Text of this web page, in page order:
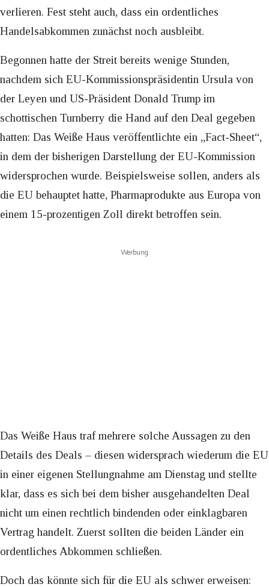
verlieren. Fest steht auch, dass ein ordentliches
Handelsabkommen zunächst noch ausbleibt.
Begonnen hatte der Streit bereits wenige Stunden,
nachdem sich EU-Kommissionspräsidentin Ursula von
der Leyen und US-Präsident Donald Trump im
schottischen Turnberry die Hand auf den Deal gegeben
hatten: Das Weiße Haus veröffentlichte ein „Fact-Sheet“,
in dem der bisherigen Darstellung der EU-Kommission
widersprochen wurde. Beispielsweise sollen, anders als
die EU behauptet hatte, Pharmaprodukte aus Europa von
einem 15-prozentigen Zoll direkt betroffen sein.
Werbung
Das Weiße Haus traf mehrere solche Aussagen zu den
Details des Deals – diesen widersprach wiederum die EU
in einer eigenen Stellungnahme am Dienstag und stellte
klar, dass es sich bei dem bisher ausgehandelten Deal
nicht um einen rechtlich bindenden oder einklagbaren
Vertrag handelt. Zuerst sollten die beiden Länder ein
ordentliches Abkommen schließen.
Doch das könnte sich für die EU als schwer erweisen: